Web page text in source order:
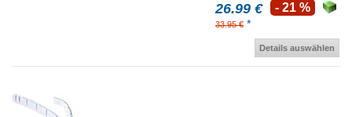
26.99 €
33.95 € *
- 21 %
Details auswählen